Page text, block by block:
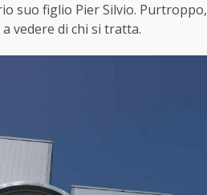
suo figlio Pier Silvio. Purtroppo,
vedere di chi si tratta.